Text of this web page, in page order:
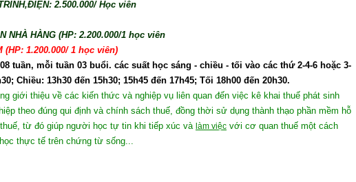
2.500.000/ Học viên
NHÀ HÀNG (HP: 2.200.000/1 học viên
(HP: 1.200.000/ 1 học viên)
tuần, mỗi tuần 03 buổi. các suất học sáng - chiều - tối vào các thứ 2-4-6 hoặc 3-
Chiều: 13h30 đến 15h30; 15h45 đến 17h45; Tối 18h00 đến 20h30.
giới thiệu về các kiến thức và nghiệp vụ liên quan đến việc kê khai thuế phát sinh
theo đúng qui định và chính sách thuế, đồng thời sử dụng thành thạo phần mềm hỗ
từ đó giúp người học tự tin khi tiếp xúc và làm việc với cơ quan thuế một cách
thực tế trên chứng từ sống...